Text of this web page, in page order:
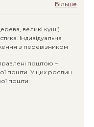
Більше
великі кущі)
Індивідуальна
з перевізником
поштою –
пошти. У цих рослин
пошти: